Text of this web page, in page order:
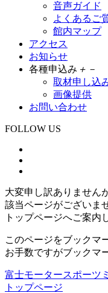
音声ガイド
よくあるご
館内マップ
アクセス
お知らせ
各種申込み ＋ －
取材申し込
画像提供
お問い合わせ
FOLLOW US
大変申し訳ありません
該当ページがございま
トップページへご案内
このページをブックマ
お手数ですがブックマ
富士モータースポーツ
トップページ